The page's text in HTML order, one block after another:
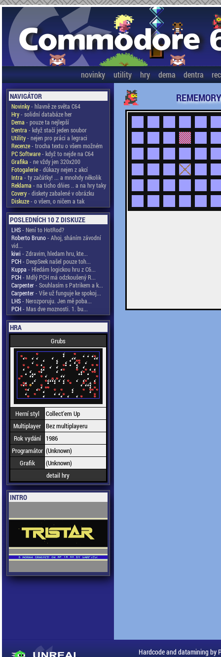
novinky utility hry dema dentra
NAVIGÁTOR
Novinky- hlavně ze světa C64
Hry- solidní databáze her
Dema - pouze ta nejlepší
Dentra - když stačí jeden soubor
Utility- nejen pro práci a legraci
Recenze- trocha textu o všem možném
PC Software- když to nejde na C64
Grafika - ne vždy jen 320x200
Fotogalerie- důkazy nejen z akcí
Intra - ty začátky! ... a mnohdy několik
Reklama - na ticho dňies .. a na hry taky
Covery- diskety zabalené v obrázku
Diskuze- o všem, o ničem a tak
POSLEDNÍCH 10 Z DISKUZE
LHS- Není to HotRod?
Roberto Bruno- Ahoj, sháním závodní
vid...
kiwi - Zdravim, hledam hru, kte...
PCH- DeepSeek našel pouze toh...
Kuppa - Hledám logickou hru z C6...
PCH- Mdlý PCH má odzkoušený R...
Carpenter- Souhlasím s Patrikem a k...
Carpenter- Vše už funguje ke spokoj...
LHS- Nerozporuju. Jen mě poba...
PCH- Mas dve moznosti. 1. bu...
HRA
Grubs
Herní styl
Collect'em Up
Multiplayer Bez multiplayeru
Rok vydání
1986
Programátor (Unknown)
Grafik
(Unknown)
detail hry
INTRO
REMEMORY
Hardcode and datamining by